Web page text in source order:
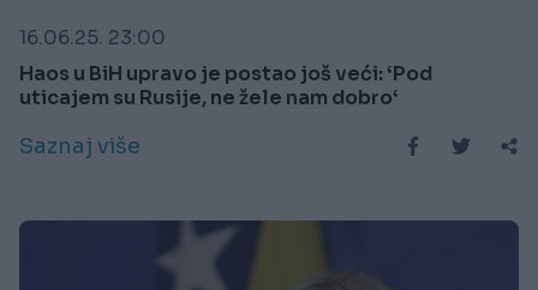
16.06.25. 23:00
Haos u BiH upravo je postao još veći: ‘Pod
uticajem su Rusije, ne žele nam dobro‘
Saznaj više